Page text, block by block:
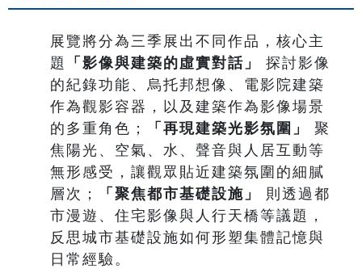
展覽將分為三季展出不同作品，核心主
題
「影像與建築的虛實對話」
探討影像
的紀錄功能、烏托邦想像、電影院建築
作為觀影容器，以及建築作為影像場景
的多重角色；
「再現建築光影氛圍」
聚
焦陽光、空氣、水、聲音與人居互動等
無形感受，讓觀眾貼近建築氛圍的細膩
層次；
「聚焦都市基礎設施」
則透過都
市漫遊、住宅影像與人行天橋等議題，
反思城市基礎設施如何形塑集體記憶與
日常經驗。